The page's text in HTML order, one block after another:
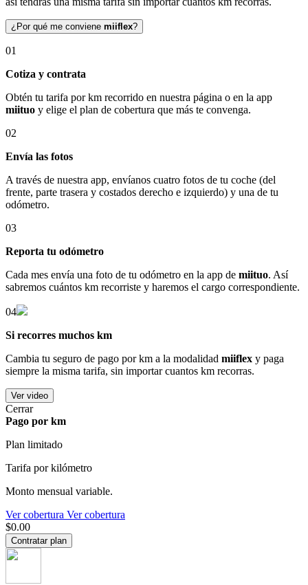
¿Por qué me conviene miiflex?
01
Cotiza y contrata
Obtén tu tarifa por km recorrido en nuestra página o en la app
miituo y elige el plan de cobertura que más te convenga.
02
Envía las fotos
A través de nuestra app, envíanos cuatro fotos de tu coche (del
frente, parte trasera y costados derecho e izquierdo) y una de tu
odómetro.
03
Reporta tu odómetro
Cada mes envía una foto de tu odómetro en la app de miituo. Así
sabremos cuántos km recorriste y haremos el cargo correspondiente.
04
Si recorres muchos km
Cambia tu seguro de pago por km a la modalidad miiflex y paga
siempre la misma tarifa, sin importar cuantos km recorras.
Ver video
Cerrar
Pago por km
Plan limitado
Tarifa por kilómetro
Monto mensual variable.
Ver cobertura Ver cobertura
$0.00
Contratar plan